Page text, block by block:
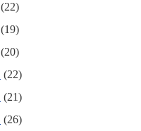
(22)
(19)
(20)
(22)
(21)
(26)